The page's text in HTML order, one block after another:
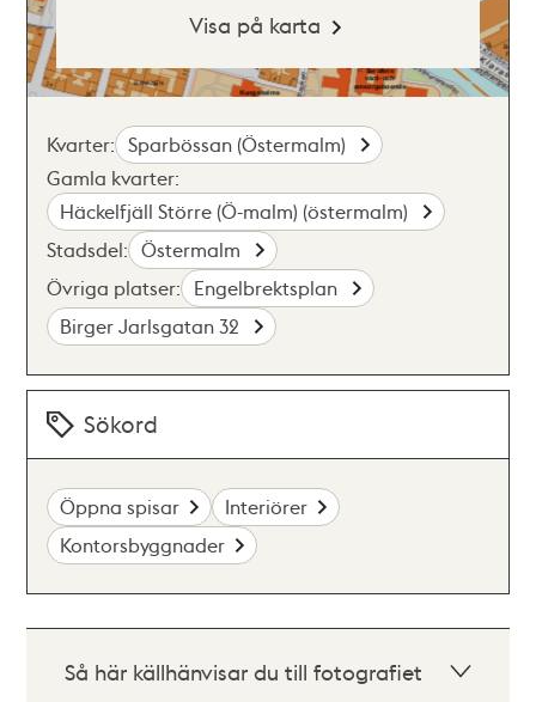
Visa på karta
Kvarter: Sparbössan (Östermalm)
Gamla kvarter:
Häckelfjäll Större (Ö-malm) (östermalm)
Stadsdel: Östermalm
Övriga platser: Engelbrektsplan
Birger Jarlsgatan 32
Sökord
Öppna spisar
Interiörer
Kontorsbyggnader
Så här källhänvisar du till fotografiet